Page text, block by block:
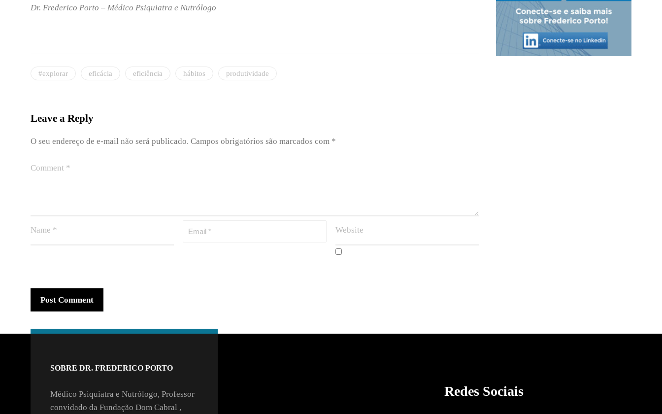
Dr. Frederico Porto – Médico Psiquiatra e Nutrólogo
#explorar eficácia eficiência hábitos produtividade
Leave a Reply
O seu endereço de e-mail não será publicado. Campos obrigatórios são marcados com *
SOBRE DR. FREDERICO PORTO
Médico Psiquiatra e Nutrólogo, Professor
convidado da Fundação Dom Cabral ,
Redes Sociais